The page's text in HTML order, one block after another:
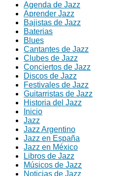
Agenda de Jazz
Aprender Jazz
Bajistas de Jazz
Baterias
Blues
Cantantes de Jazz
Clubes de Jazz
Conciertos de Jazz
Discos de Jazz
Festivales de Jazz
Guitarristas de Jazz
Historia del Jazz
Inicio
Jazz
Jazz Argentino
Jazz en España
Jazz en México
Libros de Jazz
Músicos de Jazz
Noticias de Jazz